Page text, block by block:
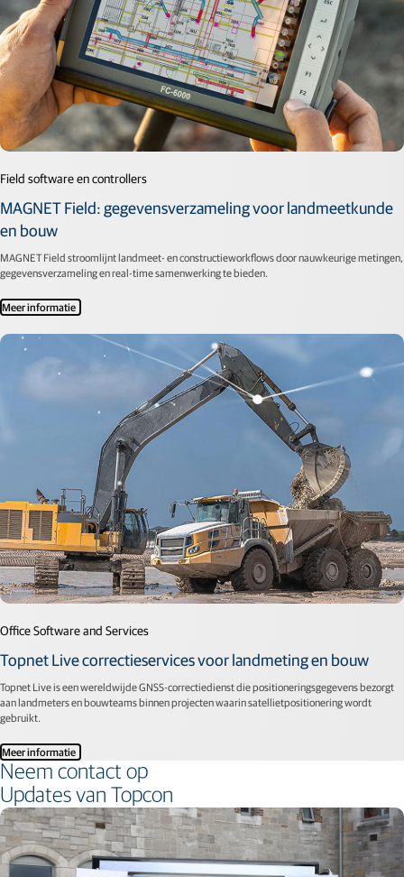
Field software en controllers
MAGNET Field: gegevensverzameling voor landmeetkunde
en bouw
MAGNET Field stroomlijnt landmeet- en constructieworkflows door nauwkeurige metingen,
gegevensverzameling en real-time samenwerking te bieden.
Meer informatie
Office Software and Services
Topnet Live correctieservices voor landmeting en bouw
Topnet Live is een wereldwijde GNSS-correctiedienst die positioneringsgegevens bezorgt
aan landmeters en bouwteams binnen projecten waarin satellietpositionering wordt
gebruikt.
Meer informatie
Neem contact op
Updates van Topcon